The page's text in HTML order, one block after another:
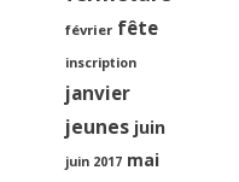
février fête
inscription
janvier
jeunes juin
juin 2017 mai